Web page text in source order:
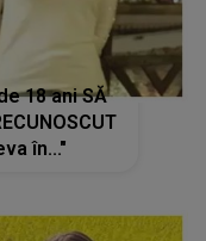
18 ani SĂ
în..."